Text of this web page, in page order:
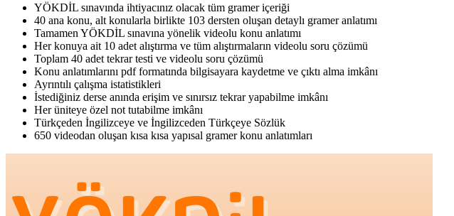
YÖKDİL sınavında ihtiyacınız olacak tüm gramer içeriği
40 ana konu, alt konularla birlikte 103 dersten oluşan detaylı gramer anlatımı
Tamamen YÖKDİL sınavına yönelik videolu konu anlatımı
Her konuya ait 10 adet alıştırma ve tüm alıştırmaların videolu soru çözümü
Toplam 40 adet tekrar testi ve videolu soru çözümü
Konu anlatımlarını pdf formatında bilgisayara kaydetme ve çıktı alma imkânı
Ayrıntılı çalışma istatistikleri
İstediğiniz derse anında erişim ve sınırsız tekrar yapabilme imkânı
Her üniteye özel not tutabilme imkânı
Türkçeden İngilizceye ve İngilizceden Türkçeye Sözlük
650 videodan oluşan kısa kısa yapısal gramer konu anlatımları